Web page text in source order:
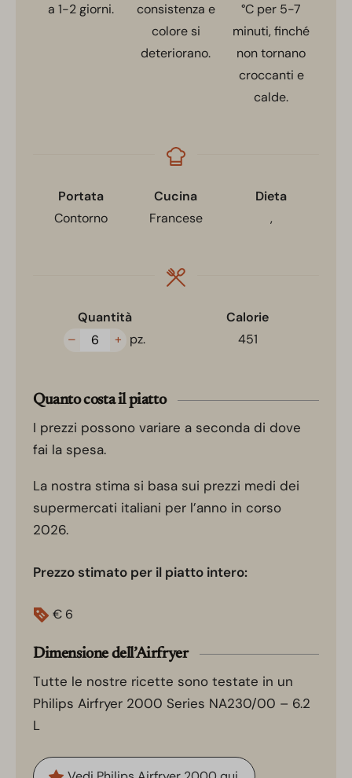
a 1-2 giorni.
consistenza e
colore si
deteriorano.
°C per 5-7
minuti, finché
non tornano
croccanti e
calde.
Portata
Contorno
Cucina
Francese
Dieta
,
Quantità
–
+ pz.
Calorie
451
Quanto costa il piatto
I prezzi possono variare a seconda di dove
fai la spesa.
La nostra stima si basa sui prezzi medi dei
supermercati italiani per l’anno in corso
2026.
Prezzo stimato per il piatto intero:
€ 6
Dimensione dell’Airfryer
Tutte le nostre ricette sono testate in un
Philips Airfryer 2000 Series NA230/00 – 6.2
L